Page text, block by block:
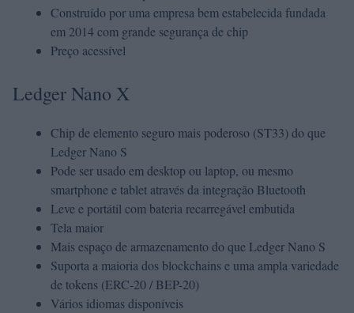
Construído por uma empresa bem estabelecida fundada
em 2014 com grande segurança de chip
Preço acessível
Ledger Nano X
Chip de elemento seguro mais poderoso (ST33) do que
Ledger Nano S
Pode ser usado em desktop ou laptop, ou mesmo
smartphone e tablet através da integração Bluetooth
Leve e portátil com bateria recarregável embutida
Tela maior
Mais espaço de armazenamento do que Ledger Nano S
Suporta a maioria dos blockchains e uma ampla variedade
de tokens (ERC-20 / BEP-20)
Vários idiomas disponíveis